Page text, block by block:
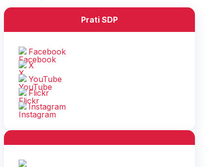
Prati SDP
Facebook
X
YouTube
Flickr
Instagram